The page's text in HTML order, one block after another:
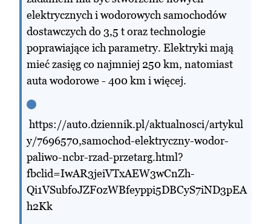
elektrycznych i wodorowych samochodów
dostawczych do 3,5 t oraz technologie
poprawiające ich parametry. Elektryki mają
mieć zasięg co najmniej 250 km, natomiast
auta wodorowe - 400 km i więcej.
https://auto.dziennik.pl/aktualnosci/artykul
y/7696570,samochod-elektryczny-wodor-
paliwo-ncbr-rzad-przetarg.html?
fbclid=IwAR3jeiVTxAEW3wCnZh-
Qi1VSubfoJZF0zWBfeyppi5DBCyS7iND3pEA
h2Kk